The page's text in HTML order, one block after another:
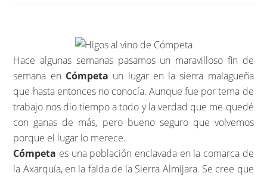
Hace algunas semanas pasamos un maravilloso fin de
semana en Cómpeta un lugar en la sierra malagueña
que hasta entonces no conocía. Aunque fue por tema de
trabajo nos dio tiempo a todo y la verdad que me quedé
con ganas de más, pero bueno seguro que volvemos
porque el lugar lo merece.
Cómpeta es una población enclavada en la comarca de
la Axarquía, en la falda de la Sierra Almijara. Se cree que